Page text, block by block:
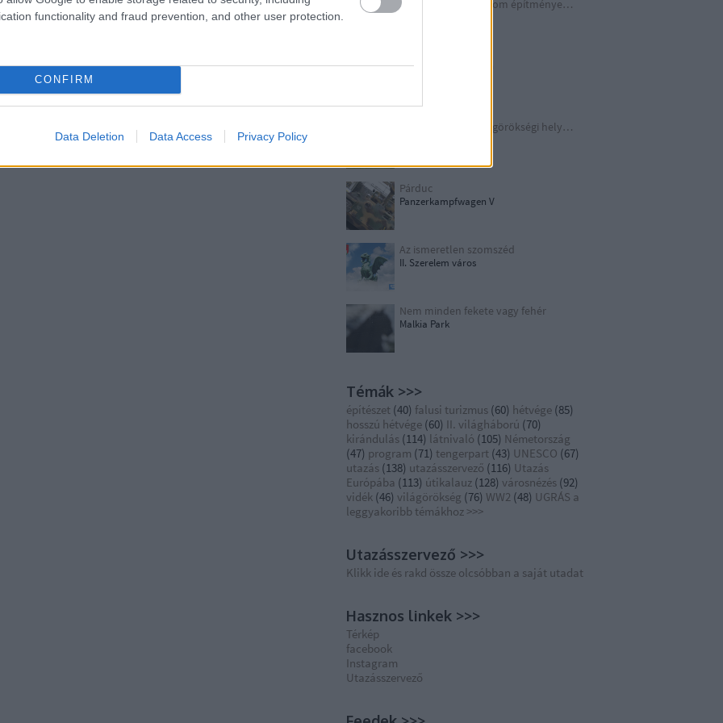
functionality and fraud prevention, and other user protection.
CONFIRM
Data Deletion Data Access Privacy Policy
A Harmadik Birodalom építményei X.
Schindler legendája
TOP 10 európai világörökségi helyszín
Párduc
Panzerkampfwagen V
Az ismeretlen szomszéd
II. Szerelem város
Nem minden fekete vagy fehér
Malkia Park
Témák >>>
építészet (40) falusi turizmus (60) hétvége (85)
hosszú hétvége (60) II. világháború (70)
kirándulás (114) látnivaló (105) Németország
(47) program (71) tengerpart (43) UNESCO (67)
utazás (138) utazásszervező (116) Utazás
Európába (113) útikalauz (128) városnézés (92)
vidék (46) világörökség (76) WW2 (48) UGRÁS a
leggyakoribb témákhoz >>>
Utazásszervező >>>
Klikk ide és rakd össze olcsóbban a saját utadat
Hasznos linkek >>>
Térkép
facebook
Instagram
Utazásszervező